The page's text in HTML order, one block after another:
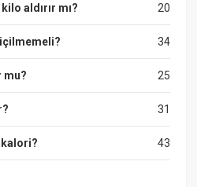
20
aldırır mı?
34
25
mu?
31
43
kalori?